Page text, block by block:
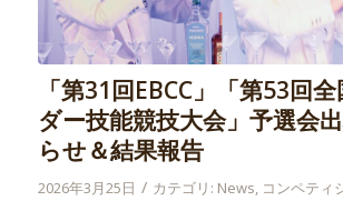
「第31回EBCC」「第53回
ダー技能競技大会」予選会
らせ＆結果報告
2026年3月25日 / カテゴリ: News, コンペティ